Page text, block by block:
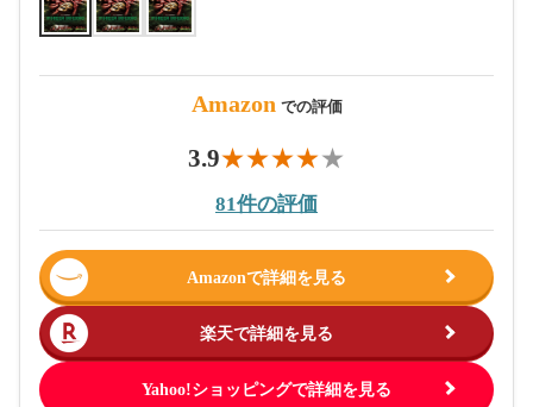
Amazon での評価
3.9
81件の評価
Amazonで詳細を見る
楽天で詳細を見る
Yahoo!ショッピングで詳細を見る